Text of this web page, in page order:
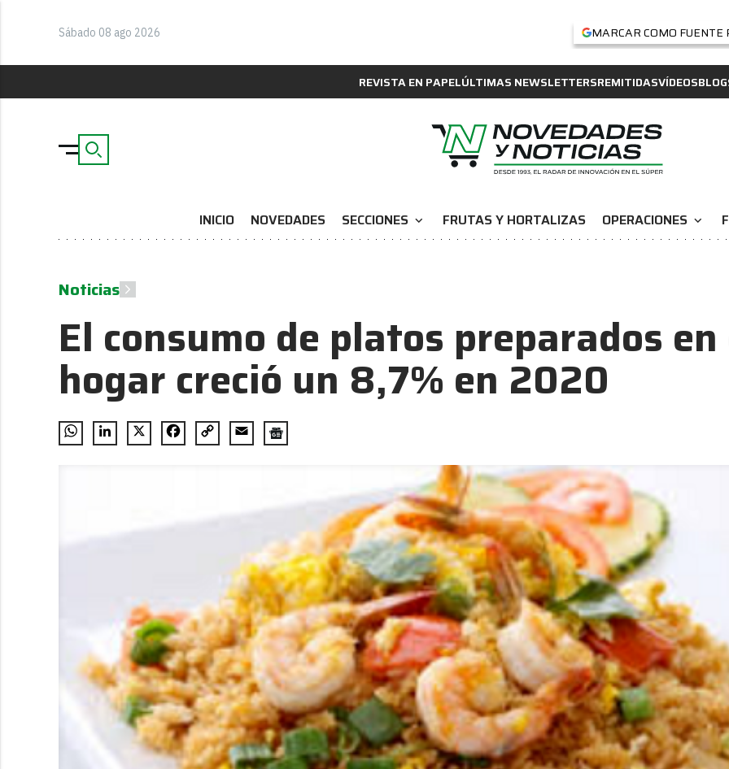
Sábado 08 ago 2026 MARCAR COMO FUENTE
REVISTA EN PAPELÚLTIMAS NEWSLETTERSREMITIDASVÍDEOS
INICIO NOVEDADES SECCIONES expand_more FRUTAS Y HORTALIZAS OPERACIONES expand_more
Noticias
El consumo de platos preparados en
hogar creció un 8,7% en 2020
WhatsAppLinkedIn
X FacebookCopy
Email